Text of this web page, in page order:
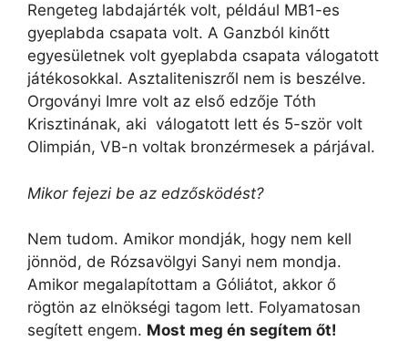
Rengeteg labdajárték volt, például MB1-es
gyeplabda csapata volt. A Ganzból kinőtt
egyesületnek volt gyeplabda csapata válogatott
játékosokkal. Asztaliteniszről nem is beszélve.
Orgoványi Imre volt az első edzője Tóth
Krisztinának, aki válogatott lett és 5-ször volt
Olimpián, VB-n voltak bronzérmesek a párjával.
Mikor fejezi be az edzősködést?
Nem tudom. Amikor mondják, hogy nem kell
jönnöd, de Rózsavölgyi Sanyi nem mondja.
Amikor megalapítottam a Góliátot, akkor ő
rögtön az elnökségi tagom lett. Folyamatosan
segített engem. Most meg én segítem őt!